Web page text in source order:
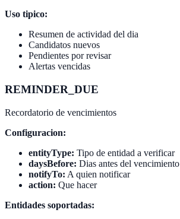
Uso tipico:
Resumen de actividad del dia
Candidatos nuevos
Pendientes por revisar
Alertas vencidas
REMINDER_DUE
Recordatorio de vencimientos
Configuracion:
entityType: Tipo de entidad a verificar
daysBefore: Dias antes del vencimiento
notifyTo: A quien notificar
action: Que hacer
Entidades soportadas: